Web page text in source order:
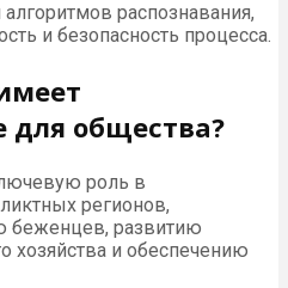
распознавания,
и безопасность процесса.
для общества?
роль в
регионов,
беженцев, развитию
хозяйства и обеспечению